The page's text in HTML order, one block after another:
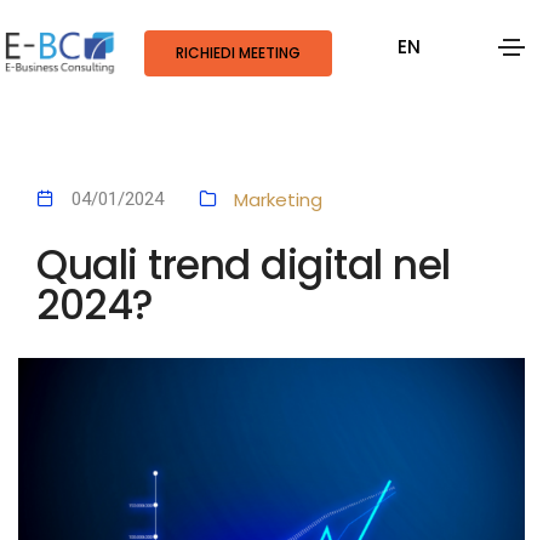
RICHIEDI MEETING EN
04/01/2024 Marketing
Quali trend digital nel
2024?